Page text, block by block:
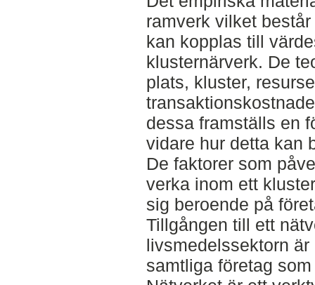
ramverk vilket
kan kopplas till
klusternärverk. De
plats, kluster,
dessa framställs en
vidare hur detta kan
De faktorer som
verka inom ett
sig beroende på
Tillgången till ett
livsmedelssektorn
samtliga företag